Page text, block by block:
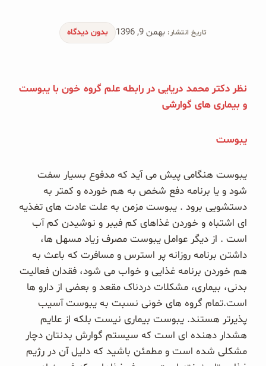
زیتون و روغن زیتون
صبحانه و میان وعده
سبوس و جوانه‌ها
پک سلامتی OAB
کتاب‌های OAB
وبلاگ
تاریخ انتشار: بهمن 9, 1396 بدون دیدگاه
نظر دکتر محمد دریایی در رابطه علم گروه خون با یبوست
و بیماری های گوارشی
یبوست
یبوست هنگامی پیش می آید که مدفوع بسیار سفت
شود و یا برنامه دفع شخص به هم خورده و کمتر به
دستشویی برود . یبوست مزمن به علت عادت های تغذیه
ای اشتباه و خوردن غذاهای کم فیبر و نوشیدن کم آب
است . از دیگر عوامل یبوست مصرف زیاد مسهل ها،
داشتن برنامه روزانه پر استرس و مسافرت که باعث به
هم خوردن برنامه غذایی و خواب می شود، فقدان فعالیت
بدنی، بیماری، مشکلات دردناک مقعد و بعضی از دارو ها
است.تمام گروه های خونی نسبت به یبوست آسیب
پذیرتر هستند. یبوست بیماری نیست بلکه از علایم
هشدار دهنده ای است که سیستم گوارش بدنتان دچار
مشکلی شده است و مطمئن باشید که دلیل آن در رژیم